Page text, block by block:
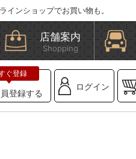
ンショップでお買い物も。
店舗案内
Shopping
登録する
ログイン